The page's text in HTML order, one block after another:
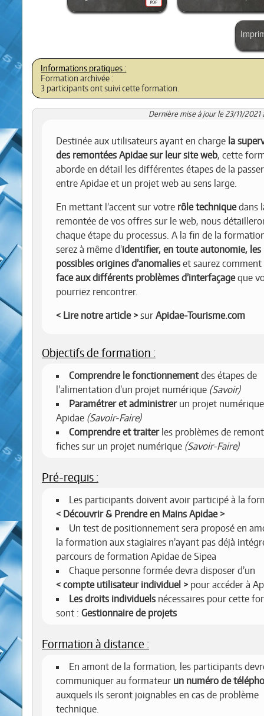
Formation archivée :
3 participants ont suivi cette formation.
Dernière mise à jour le 23/11/2021
Destinée aux utilisateurs ayant en charge la
des remontées Apidae sur leur site web, cette
aborde en détail les différentes étapes de la
entre Apidae et un projet web au sens large.
En mettant l’accent sur votre rôle techniquedans
remontée de vos offres sur le web, nous
chaque étape du processus. A la fin de la
serez à même d'identifier, en toute autonomie, les
possibles origines d’anomalies et saurez comment
face aux différents problèmes d’interfaçageque
pourriez rencontrer.
Lire notre article
sur Apidae-Tourisme.com
Objectifs de formation :
Comprendre le fonctionnementdes étapes de
l’alimentation d’un projet numérique (Savoir)
Paramétrer et administrerun projet
Apidae (Savoir-Faire)
Comprendre et traiterles problèmes de
fiches sur un projet numérique (Savoir-Faire)
Pré-requis :
Les participants doivent avoir participé à la
Découvrir & Prendre en Mains Apidae
Un test de positionnement sera proposé en
la formation aux stagiaires n’ayant pas déjà
parcours de formation Apidae de Sipea
Chaque personne formée devra disposer d’un
compte utilisateur individuel
pour accéder à
Les droits individuels nécessaires pour cette
sont : Gestionnaire de projets
Formation à distance :
En amont de la formation, les participants
communiquer au formateur un numéro de
auxquels ils seront joignables en cas de problème
technique.